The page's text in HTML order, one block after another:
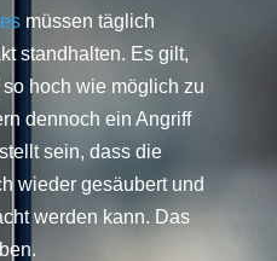
müssen täglich
standhalten. Es gilt,
hoch wie möglich zu
dennoch ein Angriff
sein, dass die
wieder gesäubert und
werden kann. Das